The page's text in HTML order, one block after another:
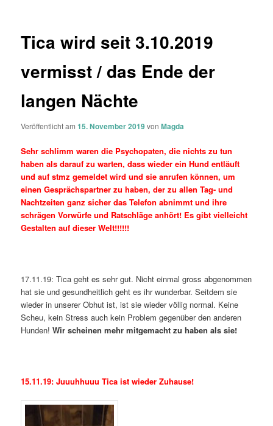
Tica wird seit 3.10.2019
vermisst / das Ende der
langen Nächte
Veröffentlicht am15. November 2019vonMagda
Sehr schlimm waren die Psychopaten, die nichts zu tun
haben als darauf zu warten, dass wieder ein Hund entläuft
und auf stmz gemeldet wird und sie anrufen können, um
einen Gesprächspartner zu haben, der zu allen Tag- und
Nachtzeiten ganz sicher das Telefon abnimmt und ihre
schrägen Vorwürfe und Ratschläge anhört! Es gibt vielleicht
Gestalten auf dieser Welt!!!!!!
17.11.19: Tica geht es sehr gut. Nicht einmal gross abgenommen
hat sie und gesundheitlich geht es ihr wunderbar. Seitdem sie
wieder in unserer Obhut ist, ist sie wieder völlig normal. Keine
Scheu, kein Stress auch kein Problem gegenüber den anderen
Hunden!Wir scheinen mehr mitgemacht zu haben als sie!
15.11.19: Juuuhhuuu Tica ist wieder Zuhause!